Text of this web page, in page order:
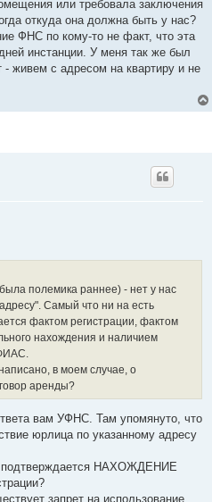
или требовала заключения
откуда она должна быть у нас?
ФНС по кому-то не факт, что эта
инстанции. У меня так же был
живем с адресом на квартиру и не
полемика раннее) - нет у нас
Самый что ни на есть
фактом регистрации, фактом
нахождения и наличием
в моем случае, о
аренды?
вам УФНС. Там упомянуто, что
юрлица по указанному адресу
подтверждается НАХОЖДЕНИЕ
запрет на использование